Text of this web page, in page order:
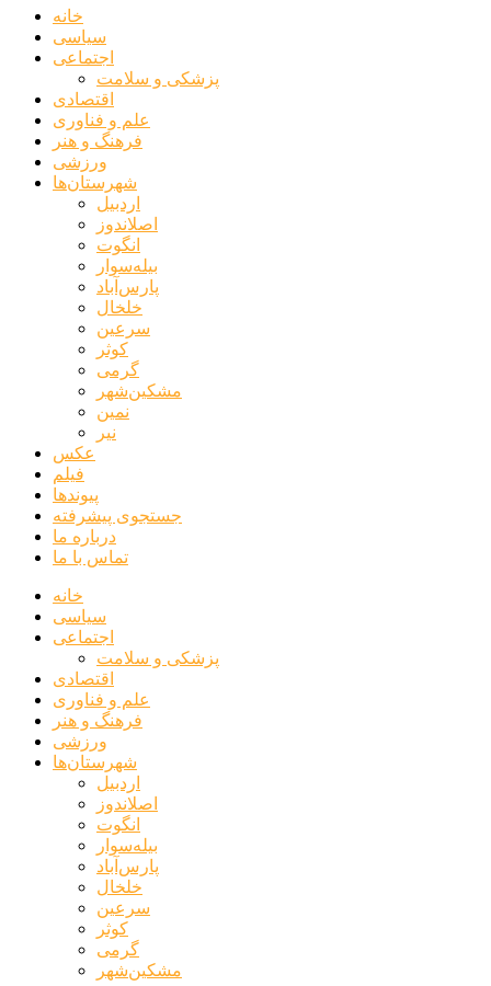
خانه
سیاسی
اجتماعی
پزشکی و سلامت
اقتصادی
علم و فناوری
فرهنگ و هنر
ورزشی
شهرستان‌ها
اردبیل
اصلاندوز
انگوت
بیله‌سوار
پارس‌آباد
خلخال
سرعین
کوثر
گرمی
مشکین‌شهر
نمین
نیر
عکس
فیلم
پیوندها
جستجوی پیشرفته
درباره ما
تماس با ما
خانه
سیاسی
اجتماعی
پزشکی و سلامت
اقتصادی
علم و فناوری
فرهنگ و هنر
ورزشی
شهرستان‌ها
اردبیل
اصلاندوز
انگوت
بیله‌سوار
پارس‌آباد
خلخال
سرعین
کوثر
گرمی
مشکین‌شهر